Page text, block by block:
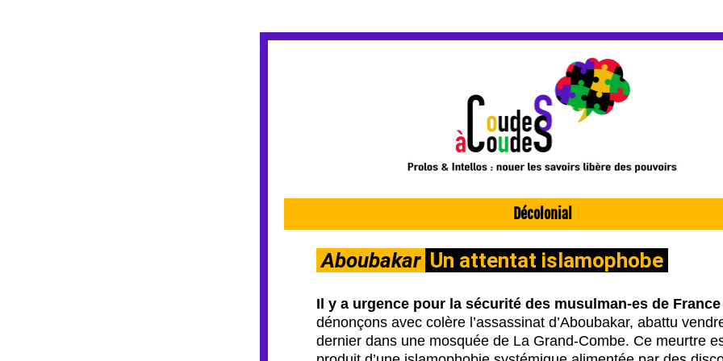
Décolonial
Aboubakar Un attentat islamophobe
Il y a urgence pour la sécurité des musulman-es de
dénonçons avec colère l’assassinat d’Aboubakar, abattu
dernier dans une mosquée de La Grand-Combe. Ce meurtre